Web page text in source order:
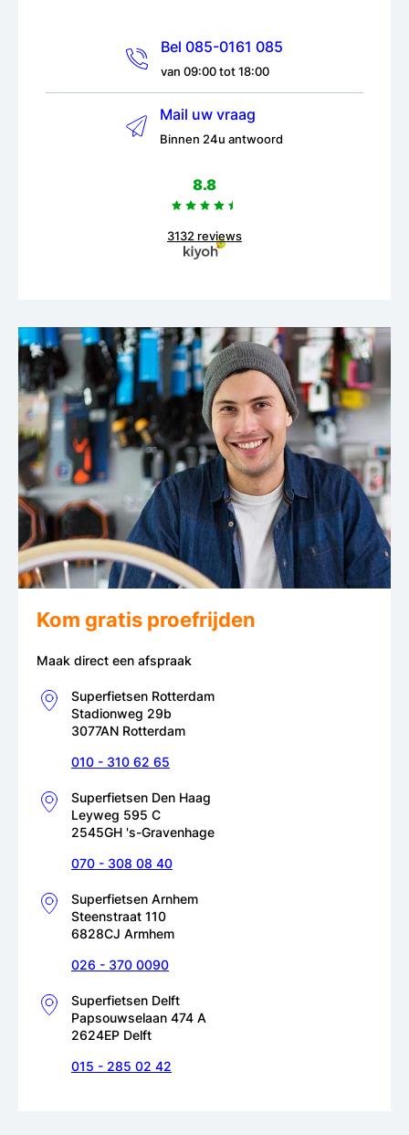
Bel 085-0161 085
van 09:00 tot 18:00
Mail uw vraag
Binnen 24u antwoord
8.8
3132 reviews
Kom gratis proefrijden
Maak direct een afspraak
Superfietsen Rotterdam
Stadionweg 29b
3077AN Rotterdam
010 - 310 62 65
Superfietsen Den Haag
Leyweg 595 C
2545GH 's-Gravenhage
070 - 308 08 40
Superfietsen Arnhem
Steenstraat 110
6828CJ Armhem
026 - 370 0090
Superfietsen Delft
Papsouwselaan 474 A
2624EP Delft
015 - 285 02 42